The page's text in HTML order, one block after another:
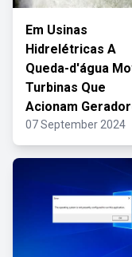
Em Usinas
Hidrelétricas A
Queda-d'água
Turbinas Que
Acionam
07 September 2024